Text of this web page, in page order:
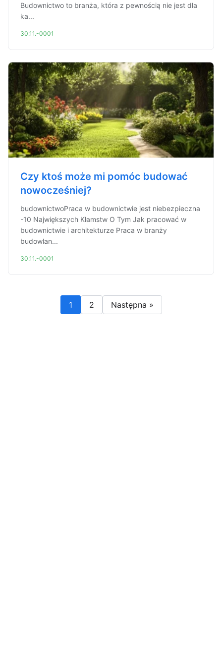
Budownictwo to branża, która z pewnością nie jest dla
ka...
30.11.-0001
Czy ktoś może mi pomóc budować
nowocześniej?
budownictwoPraca w budownictwie jest niebezpieczna
-10 Największych Kłamstw O Tym Jak pracować w
budownictwie i architekturze Praca w branży
budowlan...
30.11.-0001
1 2 Następna »